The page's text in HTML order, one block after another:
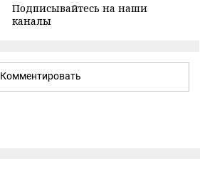
Подписывайтесь на наши
каналы
Комментировать